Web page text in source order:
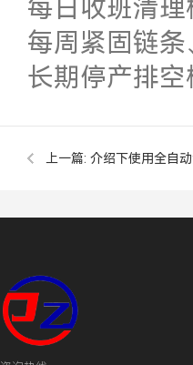
每日收班清
每周紧固链
长期停产排
上一篇: 介绍下使用全自